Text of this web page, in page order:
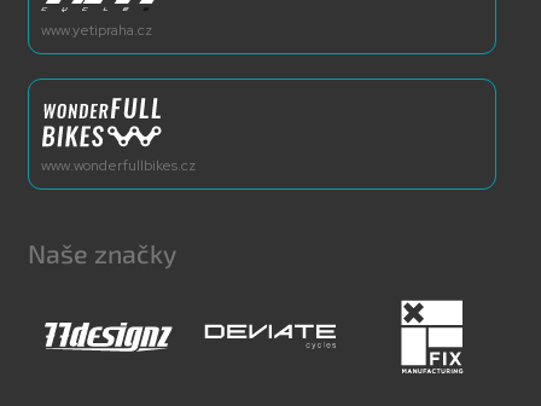
www.yetipraha.cz
www.wonderfullbikes.cz
Naše značky